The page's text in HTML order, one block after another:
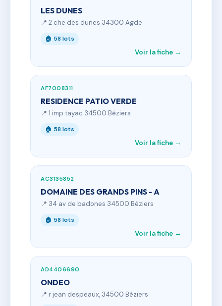
LES DUNES
📍 2 che des dunes 34300 Agde
🏠 58 lots
Voir la fiche →
AF7008311
RESIDENCE PATIO VERDE
📍 1 imp tayac 34500 Béziers
🏠 58 lots
Voir la fiche →
AC3135852
DOMAINE DES GRANDS PINS - A
📍 34 av de badones 34500 Béziers
🏠 58 lots
Voir la fiche →
AD4406690
ONDEO
📍 r jean despeaux, 34500 Béziers